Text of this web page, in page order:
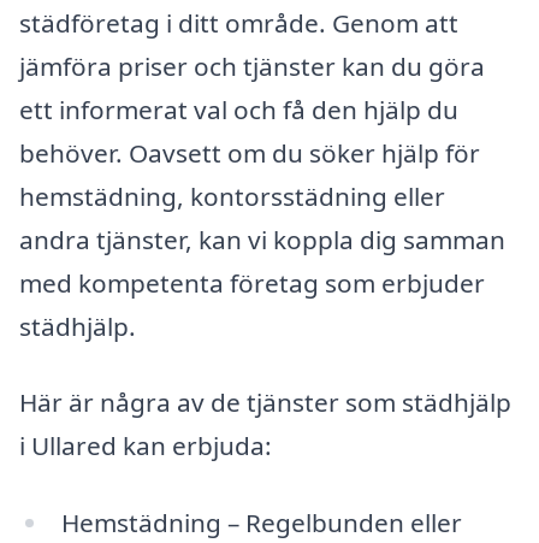
städföretag i ditt område. Genom att
jämföra priser och tjänster kan du göra
ett informerat val och få den hjälp du
behöver. Oavsett om du söker hjälp för
hemstädning, kontorsstädning eller
andra tjänster, kan vi koppla dig samman
med kompetenta företag som erbjuder
städhjälp.
Här är några av de tjänster som städhjälp
i Ullared kan erbjuda:
Hemstädning – Regelbunden eller